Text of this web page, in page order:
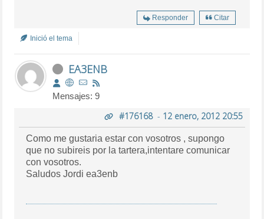
Responder Citar
Inició el tema
EA3ENB
Mensajes: 9
#176168- 12 enero, 2012 20:55
Como me gustaria estar con vosotros , supongo
que no subireis por la tartera,intentare comunicar
con vosotros.
Saludos Jordi ea3enb